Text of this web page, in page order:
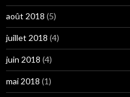
août 2018 (5)
juillet 2018 (4)
juin 2018 (4)
mai 2018 (1)